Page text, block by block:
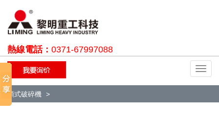
熱線電話： 0371-67997088
切
換
顎式破碎機